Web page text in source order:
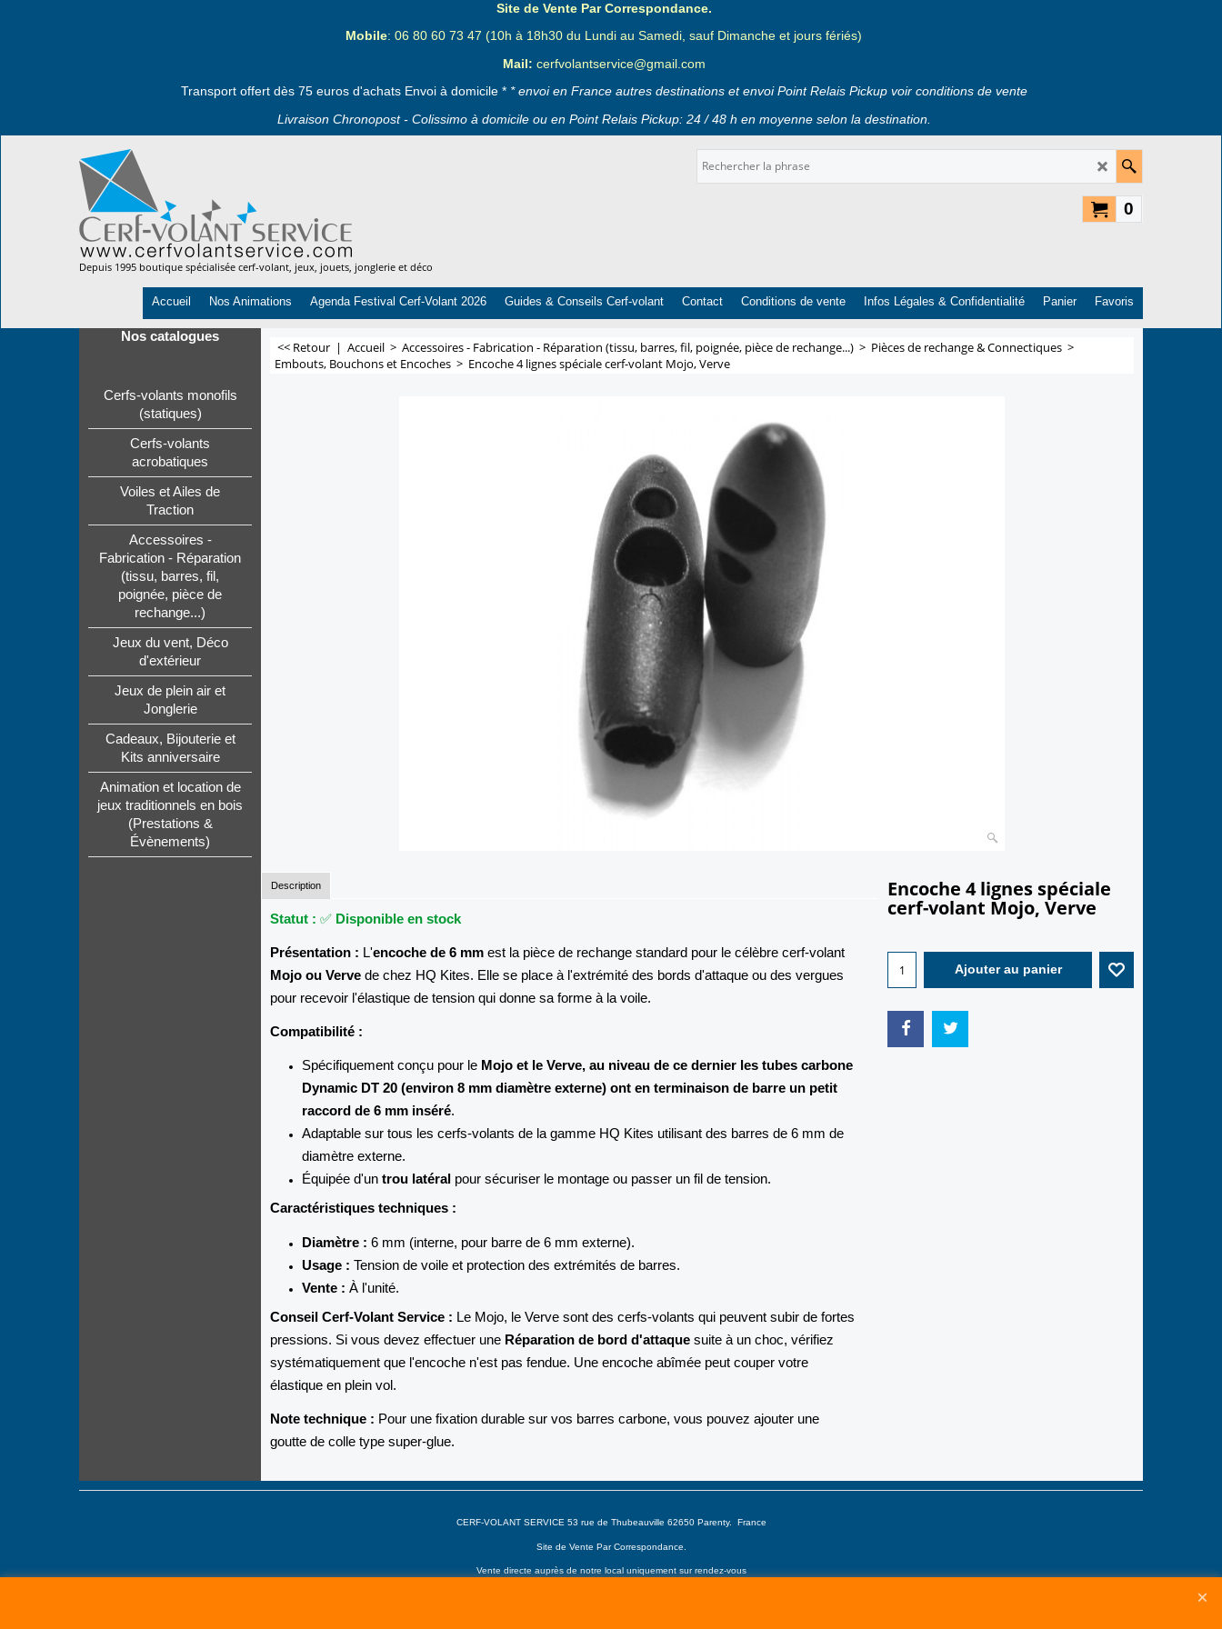
Site de Vente Par Correspondance.
Mobile: 06 80 60 73 47 (10h à 18h30 du Lundi au Samedi, sauf Dimanche et jours fériés)
Mail: cerfvolantservice@gmail.com
Transport offert dès 75 euros d'achats Envoi à domicile * * envoi en France autres destinations et envoi Point Relais Pickup voir conditions de vente
Livraison Chronopost - Colissimo à domicile ou en Point Relais Pickup: 24 / 48 h en moyenne selon la destination.
Depuis 1995 boutique spécialisée cerf-volant, jeux, jouets, jonglerie et déco
0
Accueil Nos Animations Agenda Festival Cerf-Volant 2026 Guides & Conseils Cerf-volant Contact Conditions de vente Infos Légales & Confidentialité Panier Favoris
Nos catalogues
Cerfs-volants monofils
(statiques)
Cerfs-volants
acrobatiques
Voiles et Ailes de
Traction
Accessoires -
Fabrication - Réparation
(tissu, barres, fil,
poignée, pièce de
rechange...)
Jeux du vent, Déco
d'extérieur
Jeux de plein air et
Jonglerie
Cadeaux, Bijouterie et
Kits anniversaire
Animation et location de
jeux traditionnels en bois
(Prestations &
Évènements)
<< Retour | Accueil > Accessoires - Fabrication - Réparation (tissu, barres, fil, poignée, pièce de rechange...) > Pièces de rechange & Connectiques >
Embouts, Bouchons et Encoches > Encoche 4 lignes spéciale cerf-volant Mojo, Verve
Encoche 4 lignes spéciale
cerf-volant Mojo, Verve
Description
Statut : ✅ Disponible en stock
Présentation : L'encoche de 6 mm est la pièce de rechange standard pour le célèbre cerf-volant
Mojo ou Verve de chez HQ Kites. Elle se place à l'extrémité des bords d'attaque ou des vergues
pour recevoir l'élastique de tension qui donne sa forme à la voile.
Compatibilité :
Spécifiquement conçu pour le Mojo et le Verve, au niveau de ce dernier les tubes carbone
Dynamic DT 20 (environ 8 mm diamètre externe) ont en terminaison de barre un petit
raccord de 6 mm inséré.
Adaptable sur tous les cerfs-volants de la gamme HQ Kites utilisant des barres de 6 mm de
diamètre externe.
Équipée d'untrou latéral pour sécuriser le montage ou passer un fil de tension.
Caractéristiques techniques :
Diamètre : 6 mm (interne, pour barre de 6 mm externe).
Usage : Tension de voile et protection des extrémités de barres.
Vente : À l'unité.
Conseil Cerf-Volant Service : Le Mojo, le Verve sont des cerfs-volants qui peuvent subir de fortes
pressions. Si vous devez effectuer une Réparation de bord d'attaque suite à un choc, vérifiez
systématiquement que l'encoche n'est pas fendue. Une encoche abîmée peut couper votre
élastique en plein vol.
Note technique : Pour une fixation durable sur vos barres carbone, vous pouvez ajouter une
goutte de colle type super-glue.
CERF-VOLANT SERVICE 53 rue de Thubeauville 62650 Parenty. France
Site de Vente Par Correspondance.
Vente directe auprès de notre local uniquement sur rendez-vous